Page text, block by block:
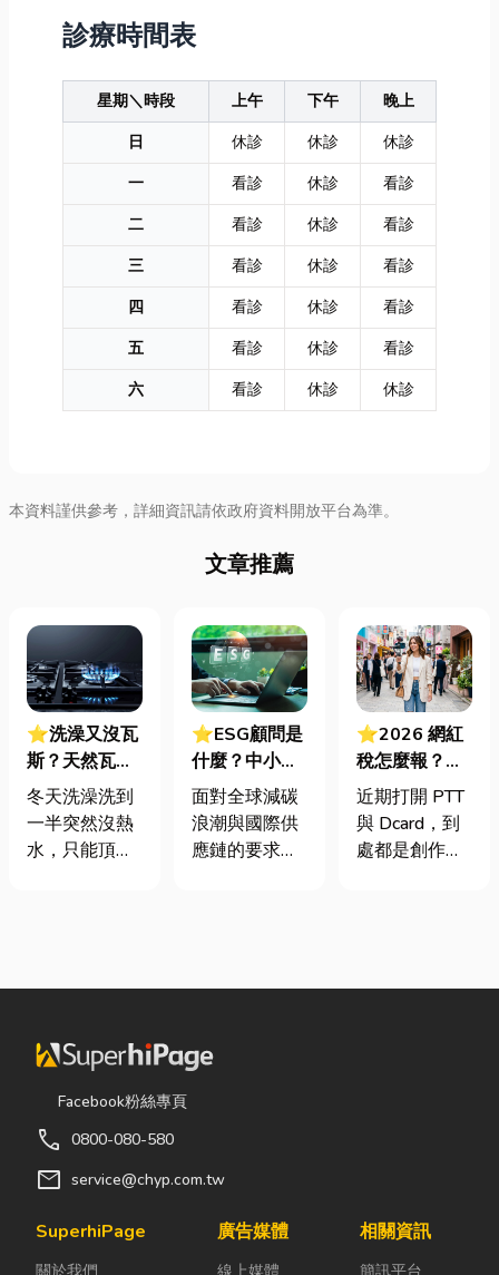
診療時間表
星期＼時段 上午 下午
晚上
日
休診 休診
休診
一
看診 休診
看診
二
看診 休診
看診
三
看診 休診
看診
四
看診 休診
看診
五
看診 休診
看診
六
看診 休診 休診
本資料謹供參考，詳細資訊請依政府資料開放平台為準。
文章推薦
⭐洗澡又沒瓦
斯？天然瓦斯
是什麼、費用
怎麼算？家庭
能源選擇與配
冬天洗澡洗到
一半突然沒熱
水，只能頂著
共同噩夢。隨
質提升，越來
越多屋主在老
屋翻修或新屋
規劃天然氣配
管工程。到底
麼？它跟傳統
⭐ESG顧問是
什麼？中小企
業挑選四大永
續顧問服務的
實用指南
面對全球減碳
浪潮與國際供
應鏈的要求，
要求提供「碳
書」。這讓不
什麼？我們公
真的需要找
⭐2026 網紅
稅怎麼報？一
篇看懂課稅門
檻、追溯年限
與合法節稅，
近期打開 PTT
與 Dcard，到
處都是創作者
紅稅」不是一
（如
Facebook粉絲專頁
call 0800-080-580
mail service@chyp.com.tw
SuperhiPage
關於我們
廣告媒體
線上媒體
相關資訊
簡訊平台